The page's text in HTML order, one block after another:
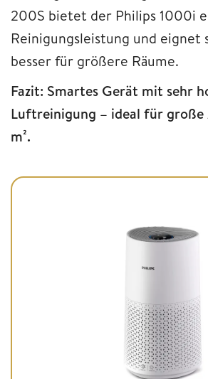
200S bietet der Philips 1000i
Reinigungsleistung und eignet
besser für größere Räume.
Fazit: Smartes Gerät mit sehr
Luftreinigung – ideal für große
m².